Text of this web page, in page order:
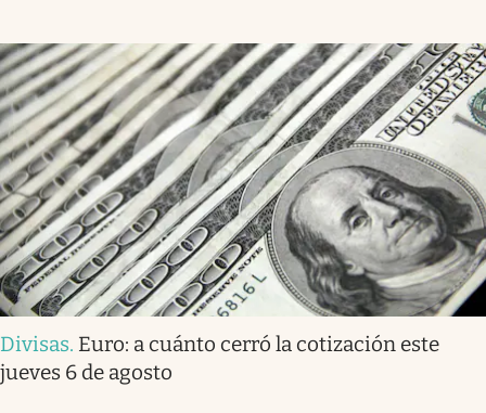
Divisas. Euro: a cuánto cerró la cotización este
jueves 6 de agosto